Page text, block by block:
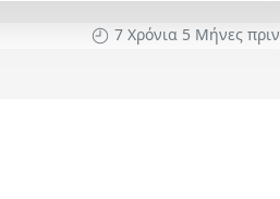
7 Χρόνια 5 Μήνες πριν